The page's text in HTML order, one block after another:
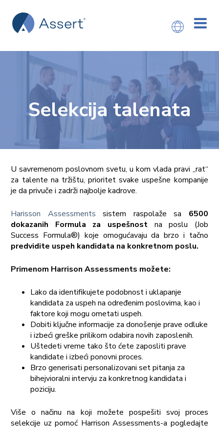
Selekcija talenata
U savremenom poslovnom svetu, u kom vlada pravi „rat“
za talente na tržištu, prioritet svake uspešne kompanije
je da privuče i zadrži najbolje kadrove.
Harisson Assessments sistem raspolaže sa 6500
dokazanih Formula za uspešnost na poslu (Job
Success Formula®) koje omogućavaju da brzo i tačno
predvidite uspeh kandidata na konkretnom poslu.
Primenom Harrison Assessments možete:
Lako da identifikujete podobnost i uklapanje
kandidata za uspeh na određenim poslovima, kao i
faktore koji mogu ometati uspeh.
Dobiti ključne informacije za donošenje prave odluke
i izbeći greške prilikom odabira novih zaposlenih.
Uštedeti vreme tako što ćete zaposliti prave
kandidate i izbeći ponovni proces.
Brzo generisati personalizovani set pitanja za
bihejvioralni intervju za konkretnog kandidata i
poziciju.
Više o načinu na koji možete pospešiti svoj proces
selekcije uz pomoć Harrison Assessments-a pogledajte